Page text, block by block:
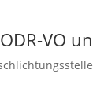
VO